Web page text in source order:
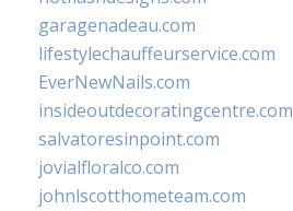
garagenadeau.com
lifestylechauffeurservice.com
EverNewNails.com
insideoutdecoratingcentre.com
salvatoresinpoint.com
jovialfloralco.com
johnlscotthometeam.com